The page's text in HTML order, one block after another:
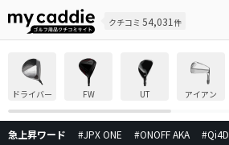
クチコミ 54,031 件
ドライバー FW UT アイアン
急上昇ワード #JPX ONE #ONOFF AKA #Qi4D